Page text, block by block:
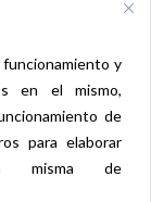
y
en el mismo,
de
para elaborar
misma de